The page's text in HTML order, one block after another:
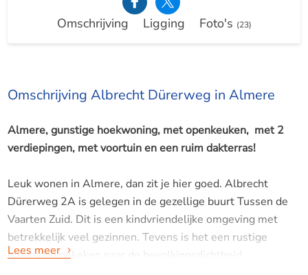
Omschrijving Ligging Foto's (23)
Omschrijving Albrecht Dürerweg in Almere
Almere, gunstige hoekwoning, met openkeuken, met 2
verdiepingen, met voortuin en een ruim dakterras!
Leuk wonen in Almere, dan zit je hier goed. Albrecht
Dürerweg 2A is gelegen in de gezellige buurt Tussen de
Vaarten Zuid. Dit is een kindvriendelijke omgeving met
betrekkelijk veel gezinnen. Tevens is het een rustige
omgeving gekeken naar de bevolkingsdichtheid.
Lees meer